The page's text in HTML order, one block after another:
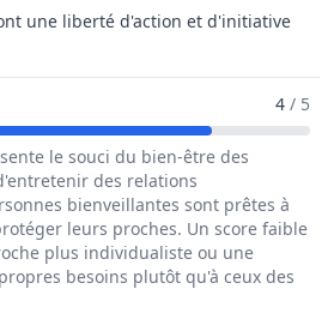
une liberté d'action et d'initiative
Le Métier De Chef / Cheffe
4 / 5
le souci du bien-être des
des relations
bienveillantes sont prêtes à
leurs proches. Un score faible
plus individualiste ou une
besoins plutôt qu'à ceux des